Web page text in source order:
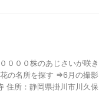
００株のあじさいが咲き
の名所を探す ⇒6月の撮影
所：静岡県掛川市川久保